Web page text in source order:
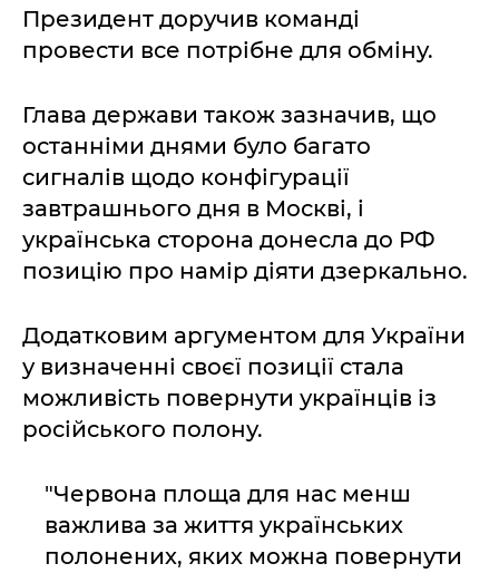
Президент доручив команді
провести все потрібне для обміну.
Глава держави також зазначив, що
останніми днями було багато
сигналів щодо конфігурації
завтрашнього дня в Москві, і
українська сторона донесла до РФ
позицію про намір діяти дзеркально.
Додатковим аргументом для України
у визначенні своєї позиції стала
можливість повернути українців із
російського полону.
"Червона площа для нас менш
важлива за життя українських
полонених, яких можна повернути